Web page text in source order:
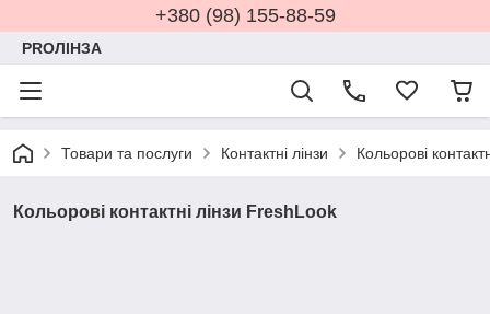
+380 (98) 155-88-59
PROЛІНЗА
Товари та послуги Контактні лінзи Кольорові
Кольорові контактні лінзи FreshLook